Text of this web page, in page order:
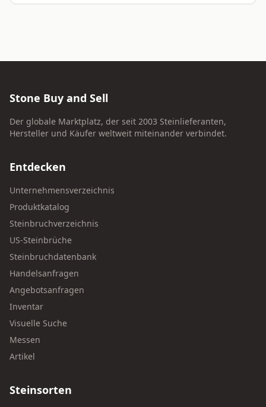
Stone Buy and Sell
Der globale Marktplatz, der seit 2003 Steinlieferanten,
Hersteller und Käufer weltweit miteinander verbindet.
Entdecken
Unternehmensverzeichnis
Produktkatalog
Steinbruchverzeichnis
US-Steinbrüche
Steinbruchdatenbank
Handelsanfragen
Angebotsanfragen
Inventar
Visuelle Suche
Messen
Artikel
Steinsorten